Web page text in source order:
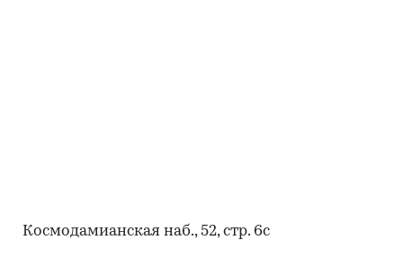
Космодамианская наб., 52, стр. 6с